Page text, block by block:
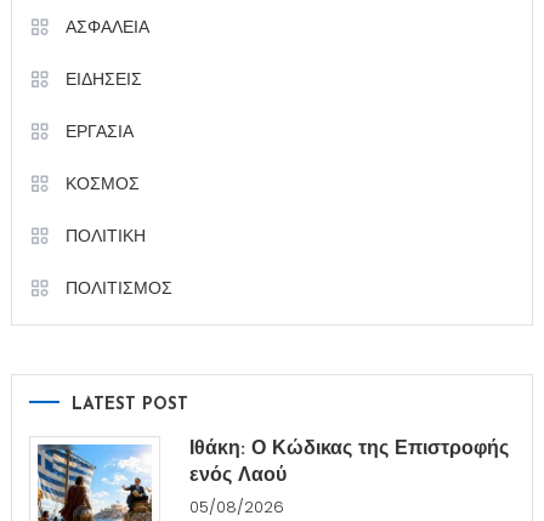
ΑΣΦΑΛΕΙΑ
ΕΙΔΗΣΕΙΣ
ΕΡΓΑΣΙΑ
ΚΟΣΜΟΣ
ΠΟΛΙΤΙΚΗ
ΠΟΛΙΤΙΣΜΟΣ
LATEST POST
Ιθάκη: Ο Κώδικας της Επιστροφής
ενός Λαού
05/08/2026